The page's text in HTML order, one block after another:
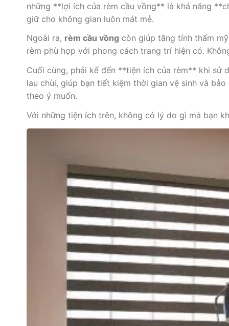
những **lợi ích của rèm cầu vồng** là khả năng
giữ cho không gian luôn mát mẻ.
Ngoài ra, rèm cầu vồng còn giúp tăng tính thẩm
rèm phù hợp với phong cách trang trí hiện có.
Cuối cùng, phải kể đến **tiện ích của rèm** khi sử
lau chùi, giúp bạn tiết kiệm thời gian vệ sinh và
theo ý muốn.
Với những tiện ích trên, không có lý do gì mà bạn